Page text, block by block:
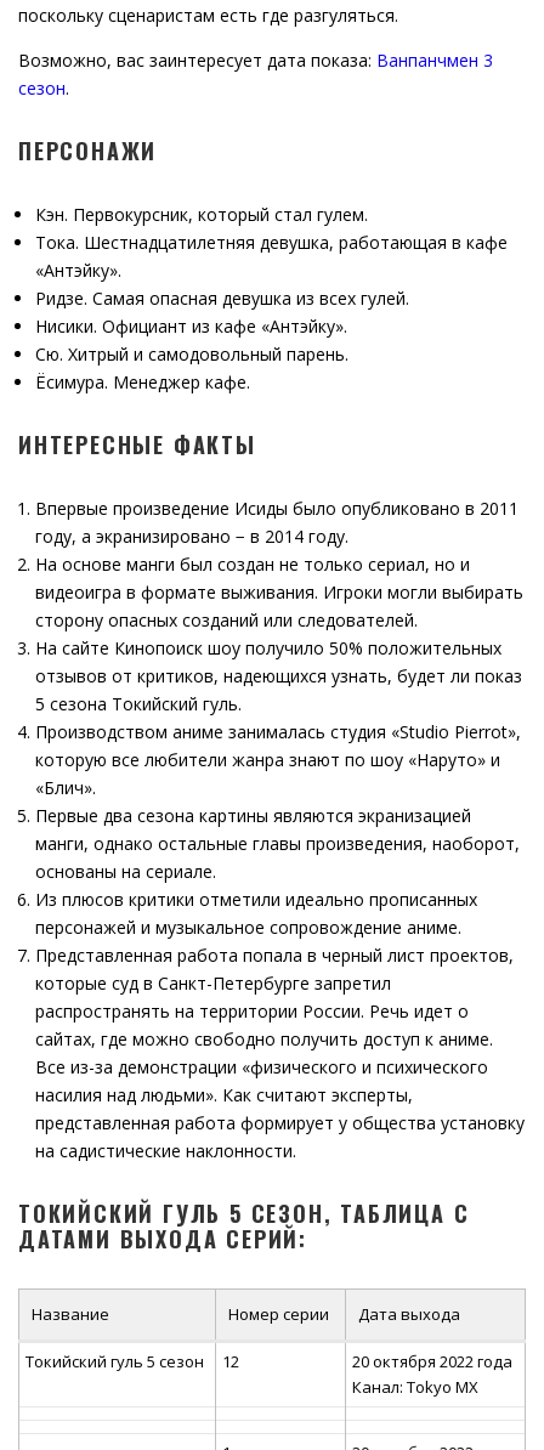
поскольку сценаристам есть где разгуляться.
Возможно, вас заинтересует дата показа: Ванпанчмен 3
сезон.
ПЕРСОНАЖИ
Кэн. Первокурсник, который стал гулем.
Тока. Шестнадцатилетняя девушка, работающая в кафе
«Антэйку».
Ридзе. Самая опасная девушка из всех гулей.
Нисики. Официант из кафе «Антэйку».
Сю. Хитрый и самодовольный парень.
Ёсимура. Менеджер кафе.
ИНТЕРЕСНЫЕ ФАКТЫ
Впервые произведение Исиды было опубликовано в 2011
году, а экранизировано − в 2014 году.
На основе манги был создан не только сериал, но и
видеоигра в формате выживания. Игроки могли выбирать
сторону опасных созданий или следователей.
На сайте Кинопоиск шоу получило 50% положительных
отзывов от критиков, надеющихся узнать, будет ли показ
5 сезона Токийский гуль.
Производством аниме занималась студия «Studio Pierrot»,
которую все любители жанра знают по шоу «Наруто» и
«Блич».
Первые два сезона картины являются экранизацией
манги, однако остальные главы произведения, наоборот,
основаны на сериале.
Из плюсов критики отметили идеально прописанных
персонажей и музыкальное сопровождение аниме.
Представленная работа попала в черный лист проектов,
которые суд в Санкт-Петербурге запретил
распространять на территории России. Речь идет о
сайтах, где можно свободно получить доступ к аниме.
Все из-за демонстрации «физического и психического
насилия над людьми». Как считают эксперты,
представленная работа формирует у общества установку
на садистические наклонности.
ТОКИЙСКИЙ ГУЛЬ 5 СЕЗОН, ТАБЛИЦА С
ДАТАМИ ВЫХОДА СЕРИЙ:
Название Номер серии Дата выхода
Токийский гуль 5 сезон 12
20 октября 2022 года
Канал: Tokyo MX